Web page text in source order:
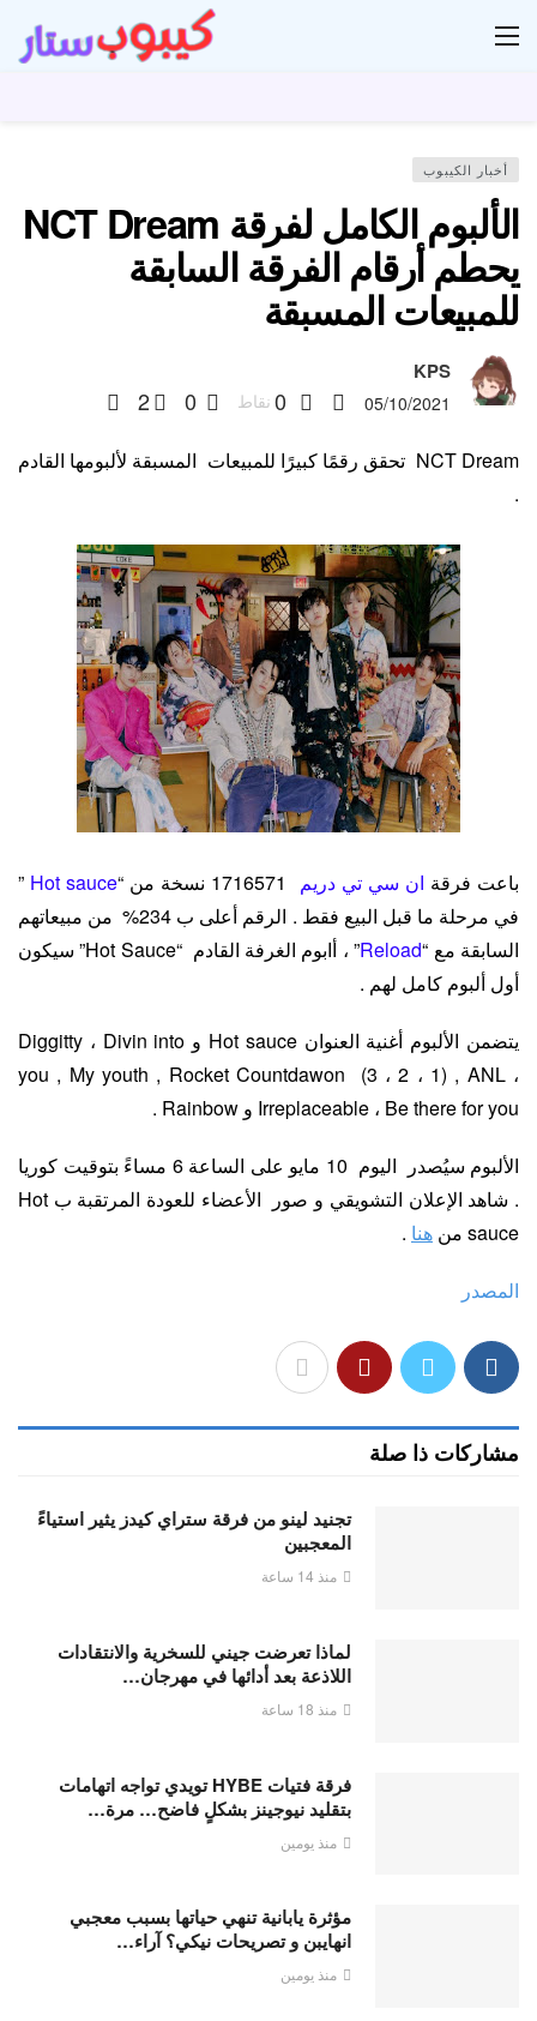
أخبار الكيبوب
الألبوم الكامل لفرقة NCT Dream
يحطم أرقام الفرقة السابقة
للمبيعات المسبقة
KPS
05/10/2021
0 نقاط 0
2
NCT Dream تحقق رقمًا كبيرًا للمبيعات المسبقة لألبومها القادم
.
باعت فرقة ان سي تي دريم Hot sauce
”
في مرحلة ما قبل البيع فقط . الرقم أعلى ب 234% من مبيعاتهم
السابقة مع “Reload
” ، أابوم الغرفة القادم “Hot Sauce” سيكون
أول ألبوم كامل لهم .
يتضمن الألبوم أغنية العنوان Hot sauce و Diggitty ، Divin into
you , My youth , Rocket Countdawon (3 ، 2 ، 1) , ANL ،
Irreplaceable ، Be there for you و Rainbow .
الألبوم سيُصدر اليوم 10 مايو على الساعة 6 مساءً بتوقيت كوريا
. شاهد الإعلان التشويقي و صور الأعضاء للعودة المرتقبة ب Hot
sauce من
هنا .
المصدر
مشاركات ذا صلة
تجنيد لينو من فرقة ستراي كيدز يثير استياءً
المعجبين
منذ 14 ساعة
لماذا تعرضت جيني للسخرية والانتقادات
اللاذعة بعد أدائها في مهرجان…
منذ 18 ساعة
فرقة فتيات HYBE تويدي تواجه اتهامات
بتقليد نيوجينز بشكلٍ فاضح… مرة…
منذ يومين
مؤثرة يابانية تنهي حياتها بسبب معجبي
انهايبن و تصريحات نيكي؟ آراء…
منذ يومين